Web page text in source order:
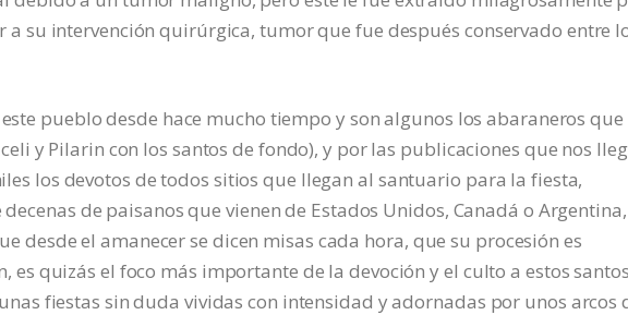
a su intervención quirúrgica, tumor que fue después conservado entre
pueblo desde hace mucho tiempo y son algunos los abaraneros que
y Pilarin con los santos de fondo), y por las publicaciones que nos
los devotos de todos sitios que llegan al santuario para la fiesta,
de paisanos que vienen de Estados Unidos, Canadá o Argentina,
desde el amanecer se dicen misas cada hora, que su procesión es
quizás el foco más importante de la devoción y el culto a estos
fiestas sin duda vividas con intensidad y adornadas por unos arcos